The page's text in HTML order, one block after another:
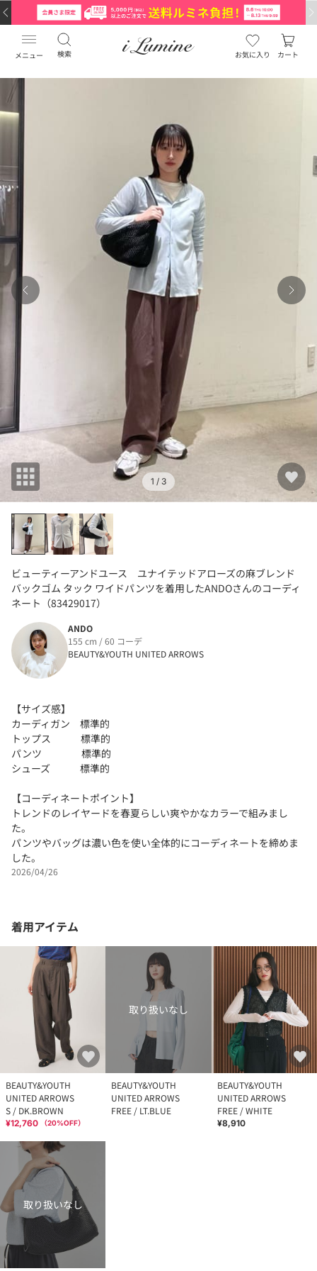
メニュー 検索 お気に入り カート
1 / 3
ビューティーアンドユース ユナイテッドアローズの麻ブレンド
バックゴム タック ワイドパンツを着用したANDOさんのコーディ
ネート（83429017）
ANDO
155 cm / 60 コーデ
BEAUTY&YOUTH UNITED ARROWS
【サイズ感】
カーディガン 標準的
トップス 標準的
パンツ 標準的
シューズ 標準的
【コーディネートポイント】
トレンドのレイヤードを春夏らしい爽やかなカラーで組みまし
た。
パンツやバッグは濃い色を使い全体的にコーディネートを締めま
した。
2026/04/26
着用アイテム
BEAUTY&YOUTH
UNITED ARROWS
S / DK.BROWN
¥12,760 （20%OFF）
取り扱いなし
BEAUTY&YOUTH
UNITED ARROWS
FREE / LT.BLUE
BEAUTY&YOUTH
UNITED ARROWS
FREE / WHITE
¥8,910
取り扱いなし